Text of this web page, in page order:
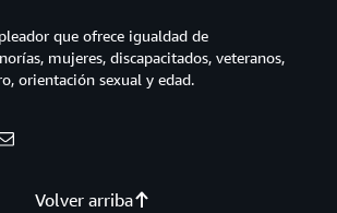
Volver arriba
que ofrece igualdad de
mujeres, discapacitados, veteranos,
orientación sexual y edad.